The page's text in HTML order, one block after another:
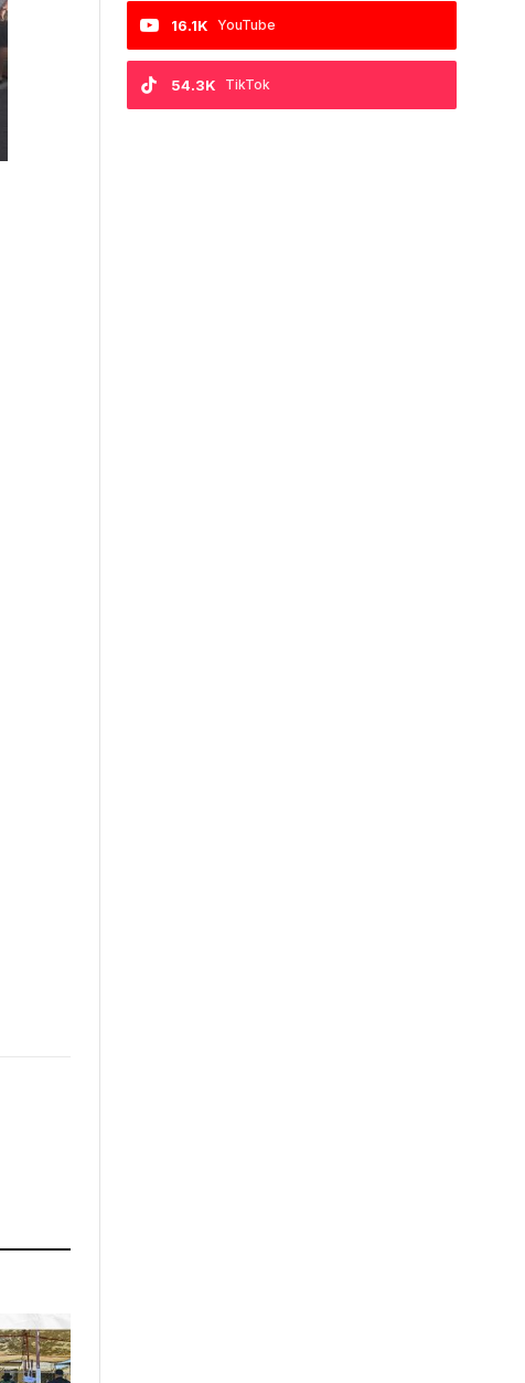
YouTube
16.1K
TikTok
54.3K